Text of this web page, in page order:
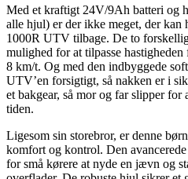
Med et kraftigt 24V/9Ah batteri og
alle hjul) er der ikke meget, der kan
1000R UTV tilbage. De to
mulighed for at tilpasse
8 km/t. Og med den indbyggede
UTV’en forsigtigt, så nakken er i
et bakgear, så mor og far slipper
tiden.
Ligesom sin storebror, er denne
komfort og kontrol. Den
for små kørere at nyde en jævn og